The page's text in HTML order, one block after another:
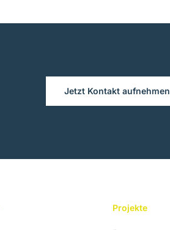
Jetzt Kontakt aufnehmen
Projekte